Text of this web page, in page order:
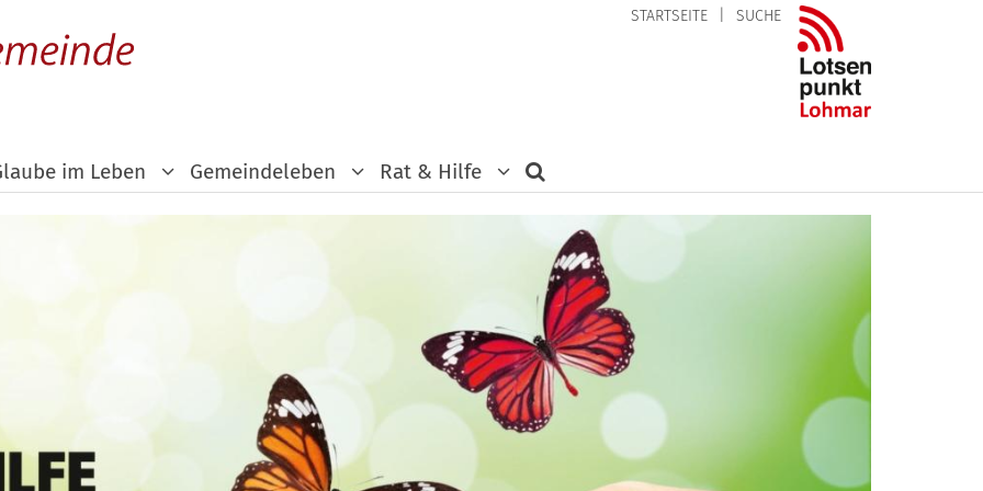
STARTSEITE SUCHE
im Leben Gemeindeleben Rat & Hilfe